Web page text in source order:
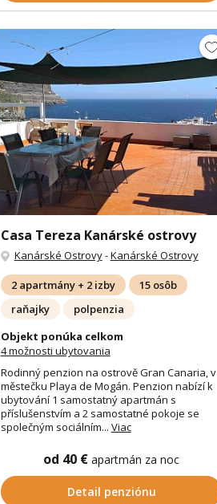
Casa Tereza Kanárské ostrovy
Kanárské Ostrovy-Kanárské Ostrovy
2 apartmány + 2 izby
15 osôb
raňajky
polpenzia
Objekt ponúka celkom
4 možnosti ubytovania
Rodinný penzion na ostrově Gran Canaria, v
městečku Playa de Mogán. Penzion nabízí k
ubytování 1 samostatný apartmán s
příslušenstvím a 2 samostatné pokoje se
společným sociálním... Viac
od 40 € apartmán za noc
Detail penziónu